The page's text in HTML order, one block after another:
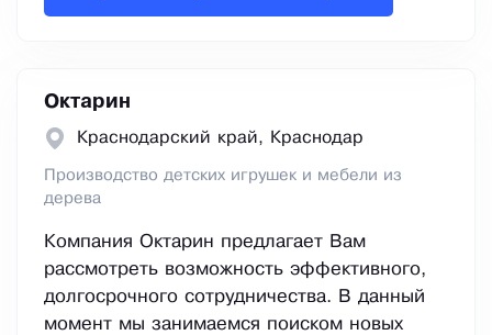
Октарин
Краснодарский край, Краснодар
Производство детских игрушек и мебели из
дерева
Компания Октарин предлагает Вам
рассмотреть возможность эффективного,
долгосрочного сотрудничества. В данный
момент мы занимаемся поиском новых